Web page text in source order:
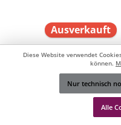
Ausverkauft
Werkzeugleiste anzeigen
Diese Website verwendet
können.
Nur technisch
Alle